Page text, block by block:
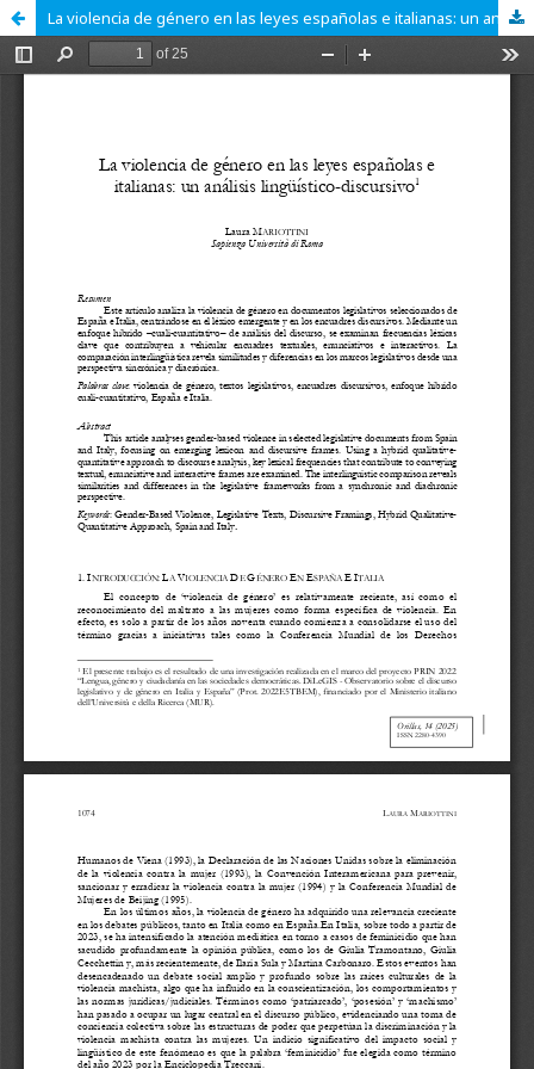
La violencia de género en las leyes españolas e italianas: un análisis lingüístico-discursivo